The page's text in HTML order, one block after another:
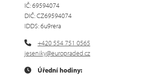
IČ: 69594074
DIČ: CZ69594074
IDDS: 6u9rera
+420 554 751 0565
jeseniky@europraded.cz
Úřední hodiny: